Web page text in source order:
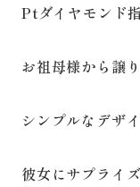
Ptダイヤモンド指
お祖母様から譲
シンプルなデザ
彼女にサプライ